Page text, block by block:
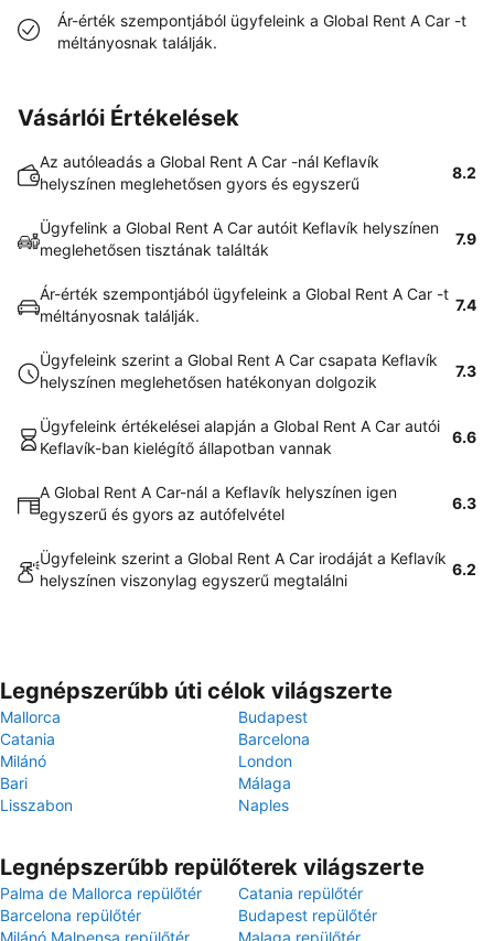
Ár-érték szempontjából ügyfeleink a Global Rent A Car -t
méltányosnak találják.
Vásárlói Értékelések
Az autóleadás a Global Rent A Car -nál Keflavík
helyszínen meglehetősen gyors és egyszerű
8.2
Ügyfelink a Global Rent A Car autóit Keflavík helyszínen
meglehetősen tisztának találták
7.9
Ár-érték szempontjából ügyfeleink a Global Rent A Car -t
méltányosnak találják.
7.4
Ügyfeleink szerint a Global Rent A Car csapata Keflavík
helyszínen meglehetősen hatékonyan dolgozik
7.3
Ügyfeleink értékelései alapján a Global Rent A Car autói
Keflavík-ban kielégítő állapotban vannak
6.6
A Global Rent A Car-nál a Keflavík helyszínen igen
egyszerű és gyors az autófelvétel
6.3
Ügyfeleink szerint a Global Rent A Car irodáját a Keflavík
helyszínen viszonylag egyszerű megtalálni
6.2
Legnépszerűbb úti célok világszerte
Mallorca
Budapest
Catania
Barcelona
Milánó
London
Bari
Málaga
Lisszabon
Naples
Legnépszerűbb repülőterek világszerte
Palma de Mallorca repülőtér
Catania repülőtér
Barcelona repülőtér
Budapest repülőtér
Milánó Malpensa repülőtér
Malaga repülőtér